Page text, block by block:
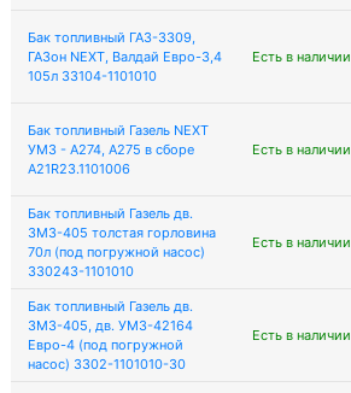
Бак топливный ГАЗ-3309,
ГАЗон NEXT, Валдай Евро-3,4
105л 33104-1101010
Есть в наличии
Бак топливный Газель NEXT
УМЗ - А274, А275 в сборе
A21R23.1101006
Есть в наличии
Бак топливный Газель дв.
ЗМЗ-405 толстая горловина
70л (под погружной насос)
330243-1101010
Есть в наличии
Бак топливный Газель дв.
ЗМЗ-405, дв. УМЗ-42164
Евро-4 (под погружной
насос) 3302-1101010-30
Есть в наличии